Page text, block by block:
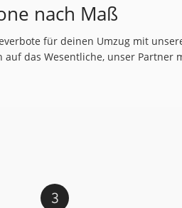
nach Maß
für deinen Umzug mit
das Wesentliche, unser Partner